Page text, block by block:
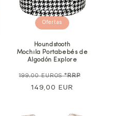
Ofertas
Houndstooth
Mochila Portabebés de
Algodón Explore
Precio
normal
199,00 EUROS*RRP
149,00 EUR